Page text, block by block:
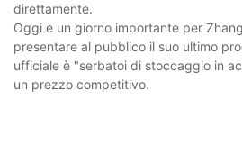
direttamente.
Oggi è un giorno importante per
presentare al pubblico il suo ultimo
ufficiale è "serbatoi di stoccaggio in
un prezzo competitivo.